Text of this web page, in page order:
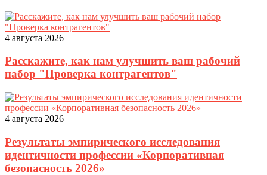
4 августа 2026
Расскажите, как нам улучшить ваш рабочий
набор "Проверка контрагентов"
4 августа 2026
Результаты эмпирического исследования
идентичности профессии «Корпоративная
безопасность 2026»